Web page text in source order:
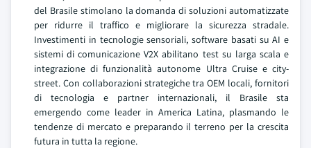
del Brasile stimolano la domanda di soluzioni automatizzate
per ridurre il traffico e migliorare la sicurezza stradale.
Investimenti in tecnologie sensoriali, software basati su AI e
sistemi di comunicazione V2X abilitano test su larga scala e
integrazione di funzionalità autonome Ultra Cruise e city-
street. Con collaborazioni strategiche tra OEM locali, fornitori
di tecnologia e partner internazionali, il Brasile sta
emergendo come leader in America Latina, plasmando le
tendenze di mercato e preparando il terreno per la crescita
futura in tutta la regione.